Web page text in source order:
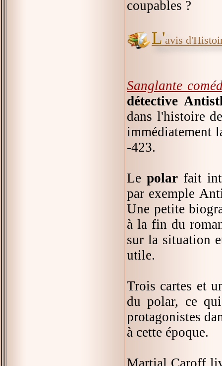
coupables ?
L'avis
Sanglante
détective
dans l'histoire
immédiatement
-423.
Le polarfait
par exemple
Une petite
à la fin du
sur la situation
utile.
Trois cartes et
du polar, ce
protagonistes
à cette époque.